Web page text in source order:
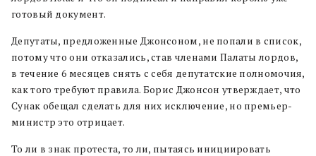
готовый документ.
Депутаты, предложенные Джонсоном, не попали в список,
потому что они отказались, став членами Палаты лордов,
в течение 6 месяцев снять с себя депутатские полномочия,
как того требуют правила. Борис Джонсон утверждает, что
Сунак обещал сделать для них исключение, но премьер-
министр это отрицает.
То ли в знак протеста, то ли, пытаясь инициировать